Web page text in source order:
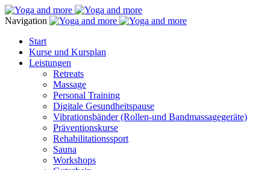
Navigation
Start
Kurse und Kursplan
Leistungen
Retreats
Massage
Personal Training
Digitale Gesundheitspause
Vibrationsbänder (Rollen-und Bandmassagegeräte)
Präventionskurse
Rehabilitationssport
Sauna
Workshops